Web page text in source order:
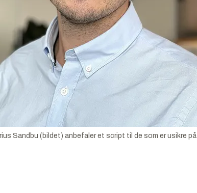
Sandbu (bildet) anbefaler et script til de som er usikre på